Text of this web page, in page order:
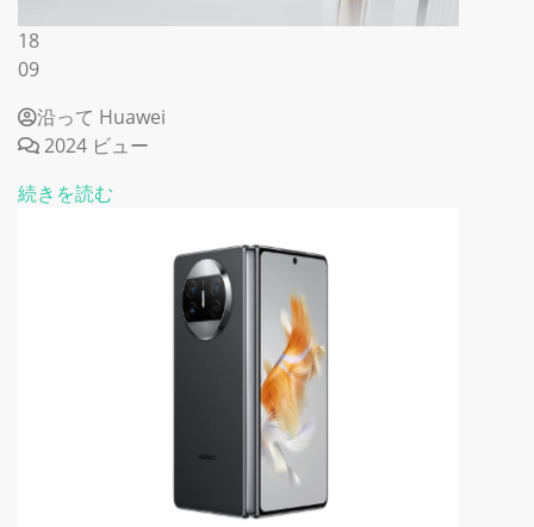
18
09
沿って Huawei
2024 ビュー
続きを読む